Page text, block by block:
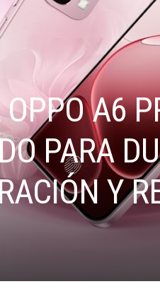
OPPO A6
PARA
Y